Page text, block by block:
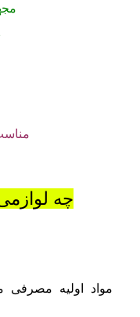
چه
مواد اولیه مصرفی